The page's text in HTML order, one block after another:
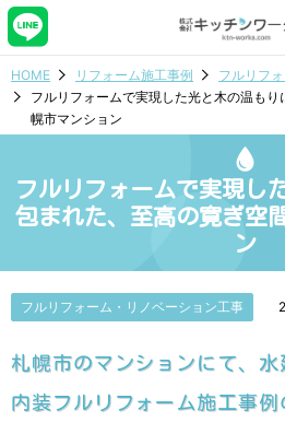
HOME リフォーム施工事例
フルリフ
フルリフォームで実現した光と木の温も
幌市マンション
フルリフォームで実現し
包まれた、至高の寛ぎ空
ン
フルリフォーム・リノベーション工事
札幌市のマンションにて、水
内装フルリフォーム施工事例